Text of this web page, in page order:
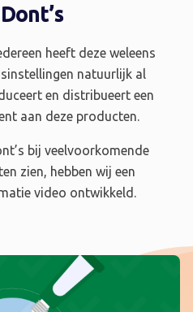
heeft deze weleens
natuurlijk al
en distribueert een
aan deze producten.
bij veelvoorkomende
zien, hebben wij een
video ontwikkeld.